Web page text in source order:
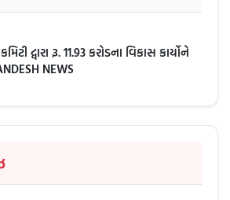
દ્વારા રૂ. 11.93 કરોડના વિકાસ કાર્યોને
NEWS